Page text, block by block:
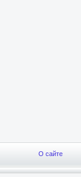
О сайте